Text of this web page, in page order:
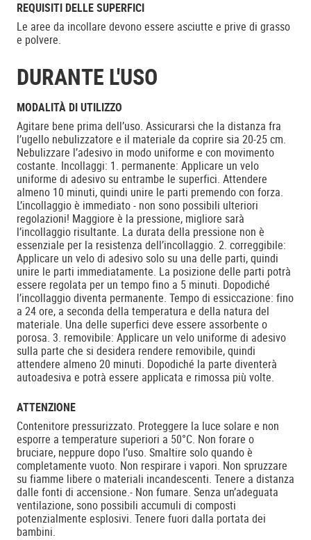
REQUISITI DELLE SUPERFICI
Le aree da incollare devono essere asciutte e prive di grasso
e polvere.
DURANTE L'USO
MODALITÀ DI UTILIZZO
Agitare bene prima dell’uso. Assicurarsi che la distanza fra
l’ugello nebulizzatore e il materiale da coprire sia 20-25 cm.
Nebulizzare l’adesivo in modo uniforme e con movimento
costante. Incollaggi: 1. permanente: Applicare un velo
uniforme di adesivo su entrambe le superfici. Attendere
almeno 10 minuti, quindi unire le parti premendo con forza.
L’incollaggio è immediato - non sono possibili ulteriori
regolazioni! Maggiore è la pressione, migliore sarà
l’incollaggio risultante. La durata della pressione non è
essenziale per la resistenza dell’incollaggio. 2. correggibile:
Applicare un velo di adesivo solo su una delle parti, quindi
unire le parti immediatamente. La posizione delle parti potrà
essere regolata per un tempo fino a 5 minuti. Dopodiché
l’incollaggio diventa permanente. Tempo di essiccazione: fino
a 24 ore, a seconda della temperatura e della natura del
materiale. Una delle superfici deve essere assorbente o
porosa. 3. removibile: Applicare un velo uniforme di adesivo
sulla parte che si desidera rendere removibile, quindi
attendere almeno 20 minuti. Dopodiché la parte diventerà
autoadesiva e potrà essere applicata e rimossa più volte.
ATTENZIONE
Contenitore pressurizzato. Proteggere la luce solare e non
esporre a temperature superiori a 50°C. Non forare o
bruciare, neppure dopo l’uso. Smaltire solo quando è
completamente vuoto. Non respirare i vapori. Non spruzzare
su fiamme libere o materiali incandescenti. Tenere a distanza
dalle fonti di accensione.- Non fumare. Senza un’adeguata
ventilazione, sono possibili accumuli di composti
potenzialmente esplosivi. Tenere fuori dalla portata dei
bambini.